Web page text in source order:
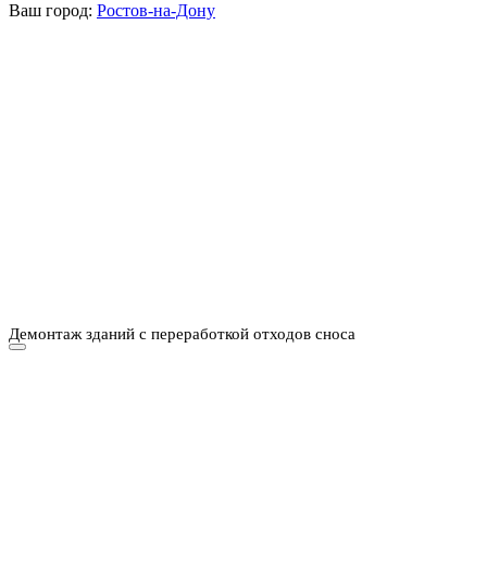
Ваш город: Ростов-на-Дону
Демонтаж зданий с переработкой отходов сноса